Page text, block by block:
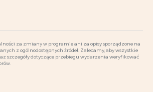
za zmiany w programie ani za opisy sporządzone na
z ogólnodostępnych źródeł. Zalecamy, aby wszystkie
szczegóły dotyczące przebiegu wydarzenia weryfikować